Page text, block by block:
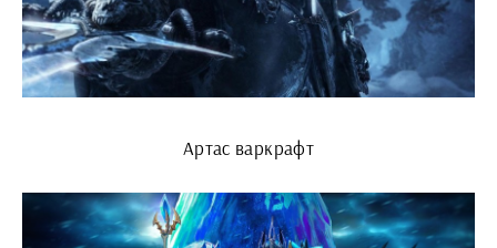
Артас варкрафт